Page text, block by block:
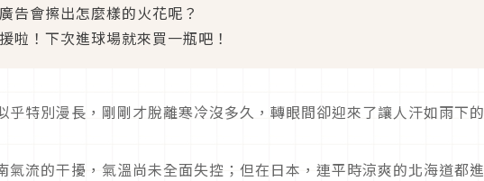
告會擦出怎麼樣的火花呢？
啦！下次進球場就來買一瓶吧！
乎特別漫長，剛剛才脫離寒冷沒多久，轉眼間卻迎來了讓人汗如雨下的
氣流的干擾，氣溫尚未全面失控；但在日本，連平時涼爽的北海道都進